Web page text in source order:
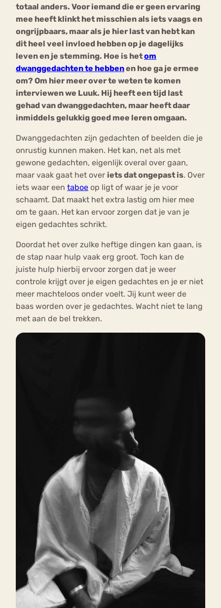
totaal anders. Voor iemand die er geen ervaring
mee heeft klinkt het misschien als iets vaags en
ongrijpbaars, maar als je hier last van hebt kan
dit heel veel invloed hebben op je dagelijks
leven en je stemming. Hoe is hetom
dwanggedachten te hebbenen hoe ga je ermee
om? Om hier meer over te weten te komen
interviewen we Luuk. Hij heeft een tijd last
gehad van dwanggedachten, maar heeft daar
inmiddels gelukkig goed mee leren omgaan.
Dwanggedachten zijn gedachten of beelden die je
onrustig kunnen maken. Het kan, net als met
gewone gedachten, eigenlijk overal over gaan,
maar vaak gaat het over iets dat ongepast is. Over
iets waar een taboe op ligt of waar je je voor
schaamt. Dat maakt het extra lastig om hier mee
om te gaan. Het kan ervoor zorgen dat je van je
eigen gedachtes schrikt.
Doordat het over zulke heftige dingen kan gaan, is
de stap naar hulp vaak erg groot. Toch kan de
juiste hulp hierbij ervoor zorgen dat je weer
controle krijgt over je eigen gedachtes en je er niet
meer machteloos onder voelt. Jij kunt weer de
baas worden over je gedachtes. Wacht niet te lang
met aan de bel trekken.
Eetbuien Piekeren Sport
Trauma
Orthorexia
Afvallen Angst